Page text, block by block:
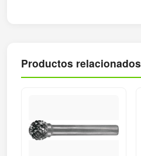
Productos relacionados